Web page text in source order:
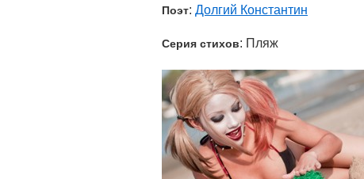
Поэт: Долгий Константин
Серия стихов: Пляж